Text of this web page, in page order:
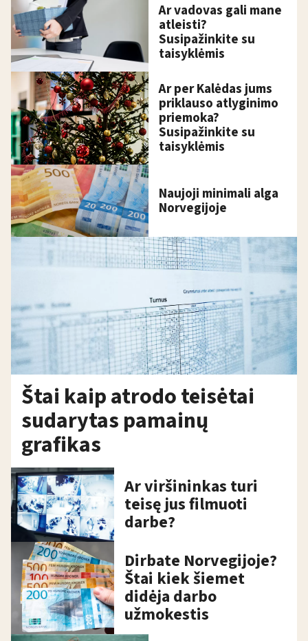
Ar vadovas gali mane
atleisti?
Susipažinkite su
taisyklėmis
Ar per Kalėdas jums
priklauso atlyginimo
priemoka?
Susipažinkite su
taisyklėmis
Naujoji minimali alga
Norvegijoje
Štai kaip atrodo teisėtai
sudarytas pamainų
grafikas
Ar viršininkas turi
teisę jus filmuoti
darbe?
Dirbate Norvegijoje?
Štai kiek šiemet
didėja darbo
užmokestis